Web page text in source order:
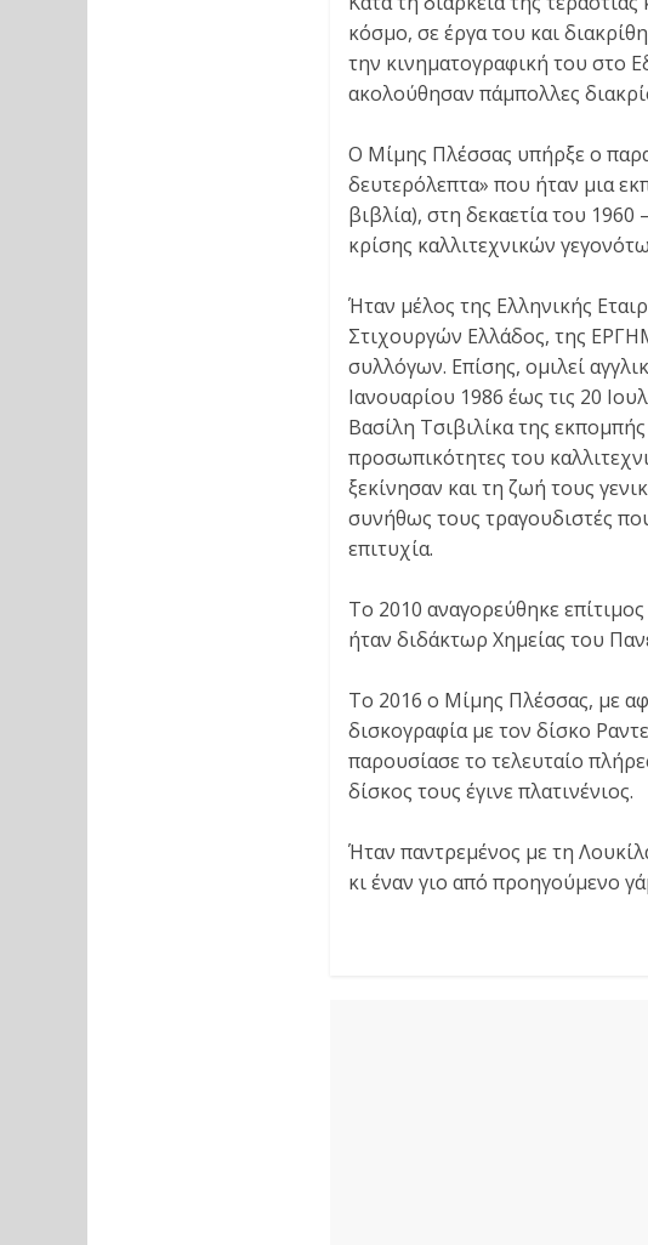
κόσμο, σε έργα του και
την κινηματογραφική του στο
ακολούθησαν πάμπολλες
Ο Μίμης Πλέσσας υπήρξε ο
δευτερόλεπτα» που ήταν μια
βιβλία), στη δεκαετία του 1960
κρίσης καλλιτεχνικών
Ήταν μέλος της Ελληνικής
Στιχουργών Ελλάδος, της
συλλόγων. Επίσης, ομιλεί
Ιανουαρίου 1986 έως τις 20
Βασίλη Τσιβιλίκα της
προσωπικότητες του
ξεκίνησαν και τη ζωή τους
συνήθως τους τραγουδιστές
επιτυχία.
Το 2010 αναγορεύθηκε
ήταν διδάκτωρ Χημείας του
Το 2016 ο Μίμης Πλέσσας, με
δισκογραφία με τον δίσκο
παρουσίασε το τελευταίο
δίσκος τους έγινε πλατινένιος.
Ήταν παντρεμένος με τη
κι έναν γιο από προηγούμενο